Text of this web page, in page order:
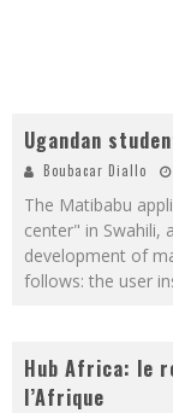
Ugandan
Boubacar Diallo
The Matibabu
center" in Swahili,
development of
follows: the user
Hub Africa: le
l’Afrique